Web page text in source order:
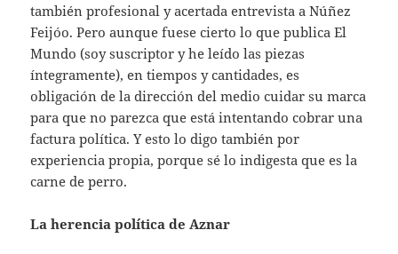
también profesional y acertada entrevista a Núñez
Feijóo. Pero aunque fuese cierto lo que publica El
Mundo (soy suscriptor y he leído las piezas
íntegramente), en tiempos y cantidades, es
obligación de la dirección del medio cuidar su marca
para que no parezca que está intentando cobrar una
factura política. Y esto lo digo también por
experiencia propia, porque sé lo indigesta que es la
carne de perro.
La herencia política de Aznar